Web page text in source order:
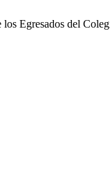
Egresados del